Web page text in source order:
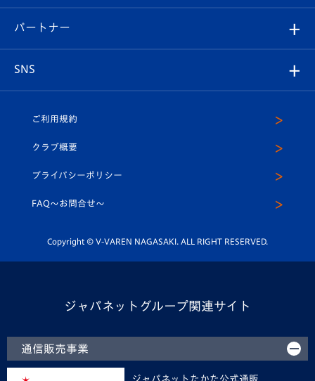
メディア
ホームタウン
マスコット紹介
平和祈念活動
ホームタウン活動
ヴィヴィくんの長崎おもてなしガイド
スタジアムグルメ
V-LOVERS（ファンクラブ）
プレイヤーズスイート
店舗情報
育成からのお知らせ
U-18
スクール
パートナー
SNS
ヴィヴィくんインスタグラム
公式LINE＠
ご利用規約
クラブ概要
プライバシーポリシー
FAQ〜お問合せ〜
Copyright © V-VAREN NAGASAKI. ALL RIGHT RESERVED.
ジャパネットグループ関連サイト
通信販売事業